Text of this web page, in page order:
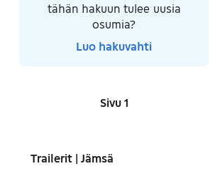
tähän hakuun tulee uusia
osumia?
Luo hakuvahti
Sivut
Sivu 1
Trailerit | Jämsä